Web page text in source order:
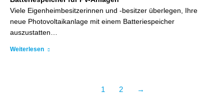
Viele Eigenheimbesitzerinnen und -besitzer überlegen, Ihre
neue Photovoltaikanlage mit einem Batteriespeicher
auszustatten…
Weiterlesen
1 2 →